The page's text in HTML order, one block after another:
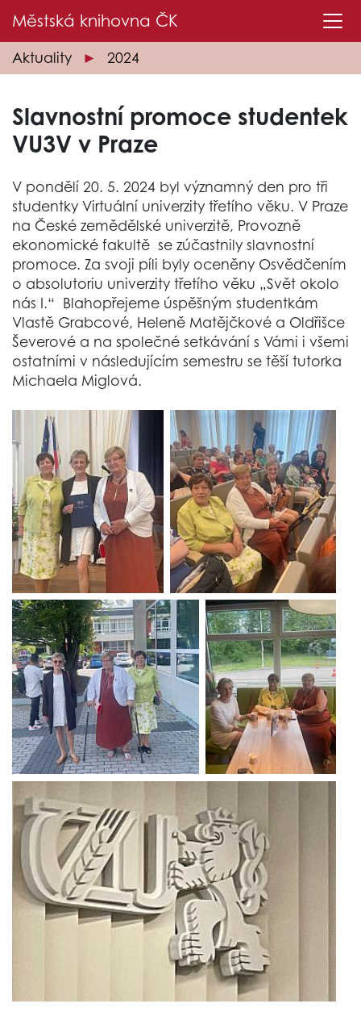
Městská knihovna ČK
Aktuality 2024
Slavnostní promoce studentek
VU3V v Praze
V pondělí 20. 5. 2024 byl významný den pro tři
studentky Virtuální univerzity třetího věku. V Praze
na České zemědělské univerzitě, Provozně
ekonomické fakultě se zúčastnily slavnostní
promoce. Za svoji píli byly oceněny Osvědčením
o absolutoriu univerzity třetího věku „Svět okolo
nás I.“ Blahopřejeme úspěšným studentkám
Vlastě Grabcové, Heleně Matějčkové a Oldřišce
Ševerové a na společné setkávání s Vámi i všemi
ostatními v následujícím semestru se těší tutorka
Michaela Miglová.